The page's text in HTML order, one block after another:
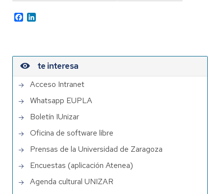
Facebook
te interesa
Acceso Intranet
Whatsapp EUPLA
Boletín IUnizar
Oficina de software libre
Prensas de la Universidad de Zaragoza
Encuestas (aplicación Atenea)
Agenda cultural UNIZAR